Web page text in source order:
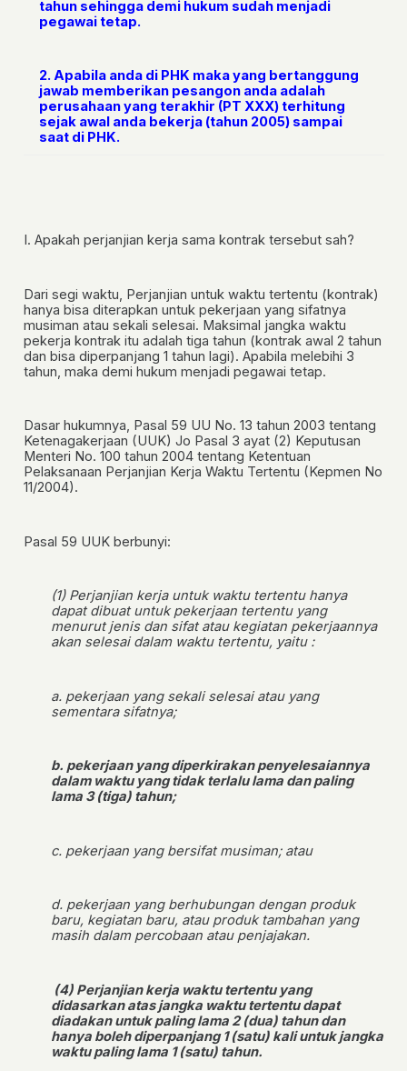
tahun sehingga demi hukum sudah menjadi
pegawai tetap.
2. Apabila anda di PHK maka yang bertanggung
jawab memberikan pesangon anda adalah
perusahaan yang terakhir (PT XXX) terhitung
sejak awal anda bekerja (tahun 2005) sampai
saat di PHK.
I. Apakah perjanjian kerja sama kontrak tersebut sah?
Dari segi waktu, Perjanjian untuk waktu tertentu (kontrak)
hanya bisa diterapkan untuk pekerjaan yang sifatnya
musiman atau sekali selesai. Maksimal jangka waktu
pekerja kontrak itu adalah tiga tahun (kontrak awal 2 tahun
dan bisa diperpanjang 1 tahun lagi). Apabila melebihi 3
tahun, maka demi hukum menjadi pegawai tetap.
Dasar hukumnya, Pasal 59 UU No. 13 tahun 2003 tentang
Ketenagakerjaan (UUK) Jo Pasal 3 ayat (2) Keputusan
Menteri No. 100 tahun 2004 tentang Ketentuan
Pelaksanaan Perjanjian Kerja Waktu Tertentu (Kepmen No
11/2004).
Pasal 59 UUKberbunyi:
(1) Perjanjian kerja untuk waktu tertentu hanya
dapat dibuat untuk pekerjaan tertentu yang
menurut jenis dan sifat atau kegiatan pekerjaannya
akan selesai dalam waktu tertentu, yaitu :
a. pekerjaan yang sekali selesai atau yang
sementara sifatnya;
b. pekerjaan yang diperkirakan penyelesaiannya
dalam waktu yang tidak terlalu lama dan paling
lama 3 (tiga) tahun;
c. pekerjaan yang bersifat musiman; atau
d. pekerjaan yang berhubungan dengan produk
baru, kegiatan baru, atau produk tambahan yang
masih dalam percobaan atau penjajakan.
(4) Perjanjian kerja waktu tertentu yang
didasarkan atas jangka waktu tertentu dapat
diadakan untuk paling lama 2 (dua) tahun dan
hanya boleh diperpanjang 1 (satu) kali untuk jangka
waktu paling lama 1 (satu) tahun.